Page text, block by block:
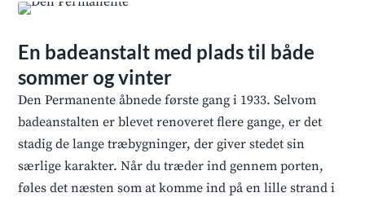
En badeanstalt med plads til både
sommer og vinter
Den Permanente åbnede første gang i 1933. Selvom
badeanstalten er blevet renoveret flere gange, er det
stadig de lange træbygninger, der giver stedet sin
særlige karakter. Når du træder ind gennem porten,
føles det næsten som at komme ind på en lille strand i